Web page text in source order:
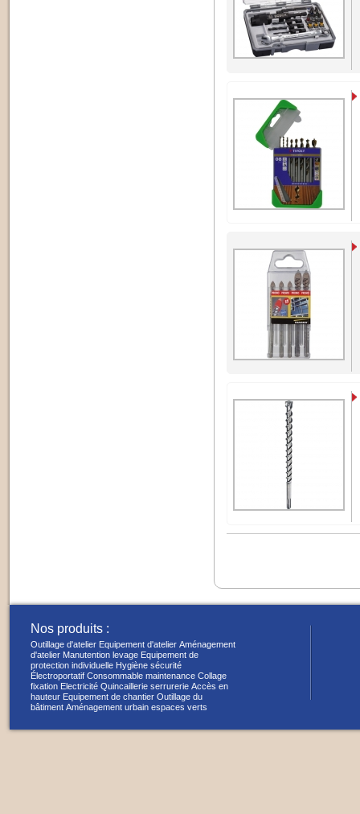
Nos produits :
Outillage d'atelier Equipement d'atelier Aménagement
d'atelier Manutention levage Equipement de
protection individuelle Hygiène sécurité
Électroportatif Consommable maintenance Collage
fixation Electricité Quincaillerie serrurerie Accès en
hauteur Equipement de chantier Outillage du
bâtiment Aménagement urbain espaces verts